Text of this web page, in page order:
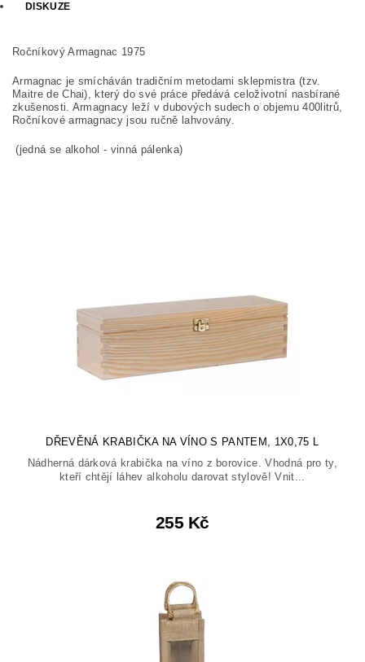
DISKUZE
Ročníkový Armagnac 1975
Armagnac je smícháván tradičním metodami sklepmistra (tzv.
Maitre de Chai), který do své práce předává celoživotní nasbírané
zkušenosti. Armagnacy leží v dubových sudech o objemu 400litrů,
Ročníkové armagnacy jsou ručně lahvovány.
(jedná se alkohol - vinná pálenka)
DŘEVĚNÁ KRABIČKA NA VÍNO S PANTEM, 1X0,75 L
Nádherná dárková krabička na víno z borovice. Vhodná pro ty,
kteří chtějí láhev alkoholu darovat stylově! Vnit...
255 Kč